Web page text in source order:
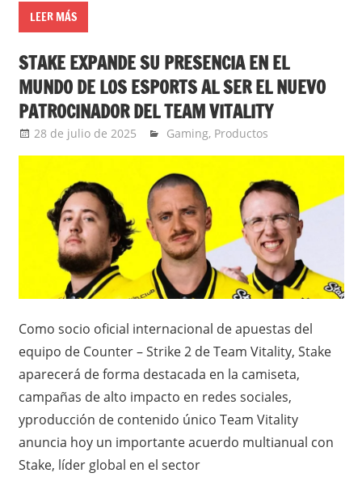
LEER MÁS
STAKE EXPANDE SU PRESENCIA EN EL
MUNDO DE LOS ESPORTS AL SER EL NUEVO
PATROCINADOR DEL TEAM VITALITY
28 de julio de 2025 Ernesto Herrera
Gaming, Productos
Como socio oficial internacional de apuestas del
equipo de Counter – Strike 2 de Team Vitality, Stake
aparecerá de forma destacada en la camiseta,
campañas de alto impacto en redes sociales,
yproducción de contenido único Team Vitality
anuncia hoy un importante acuerdo multianual con
Stake, líder global en el sector